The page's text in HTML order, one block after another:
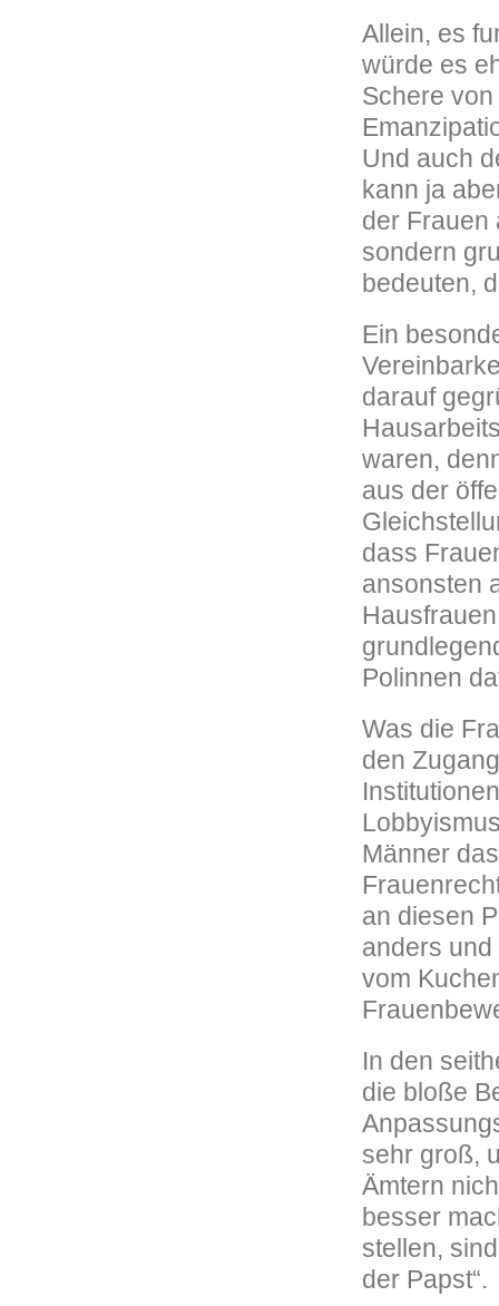
Allein, es
würde es
Schere
Und auch
kann ja
der Frauen
sondern
bedeuten,
Ein
darauf
waren,
aus der
dass
ansonsten
Polinnen
Was die
den
Männer
an diesen
anders und
vom
In den
die bloße
sehr groß,
Ämtern
besser
stellen,
der Papst“.